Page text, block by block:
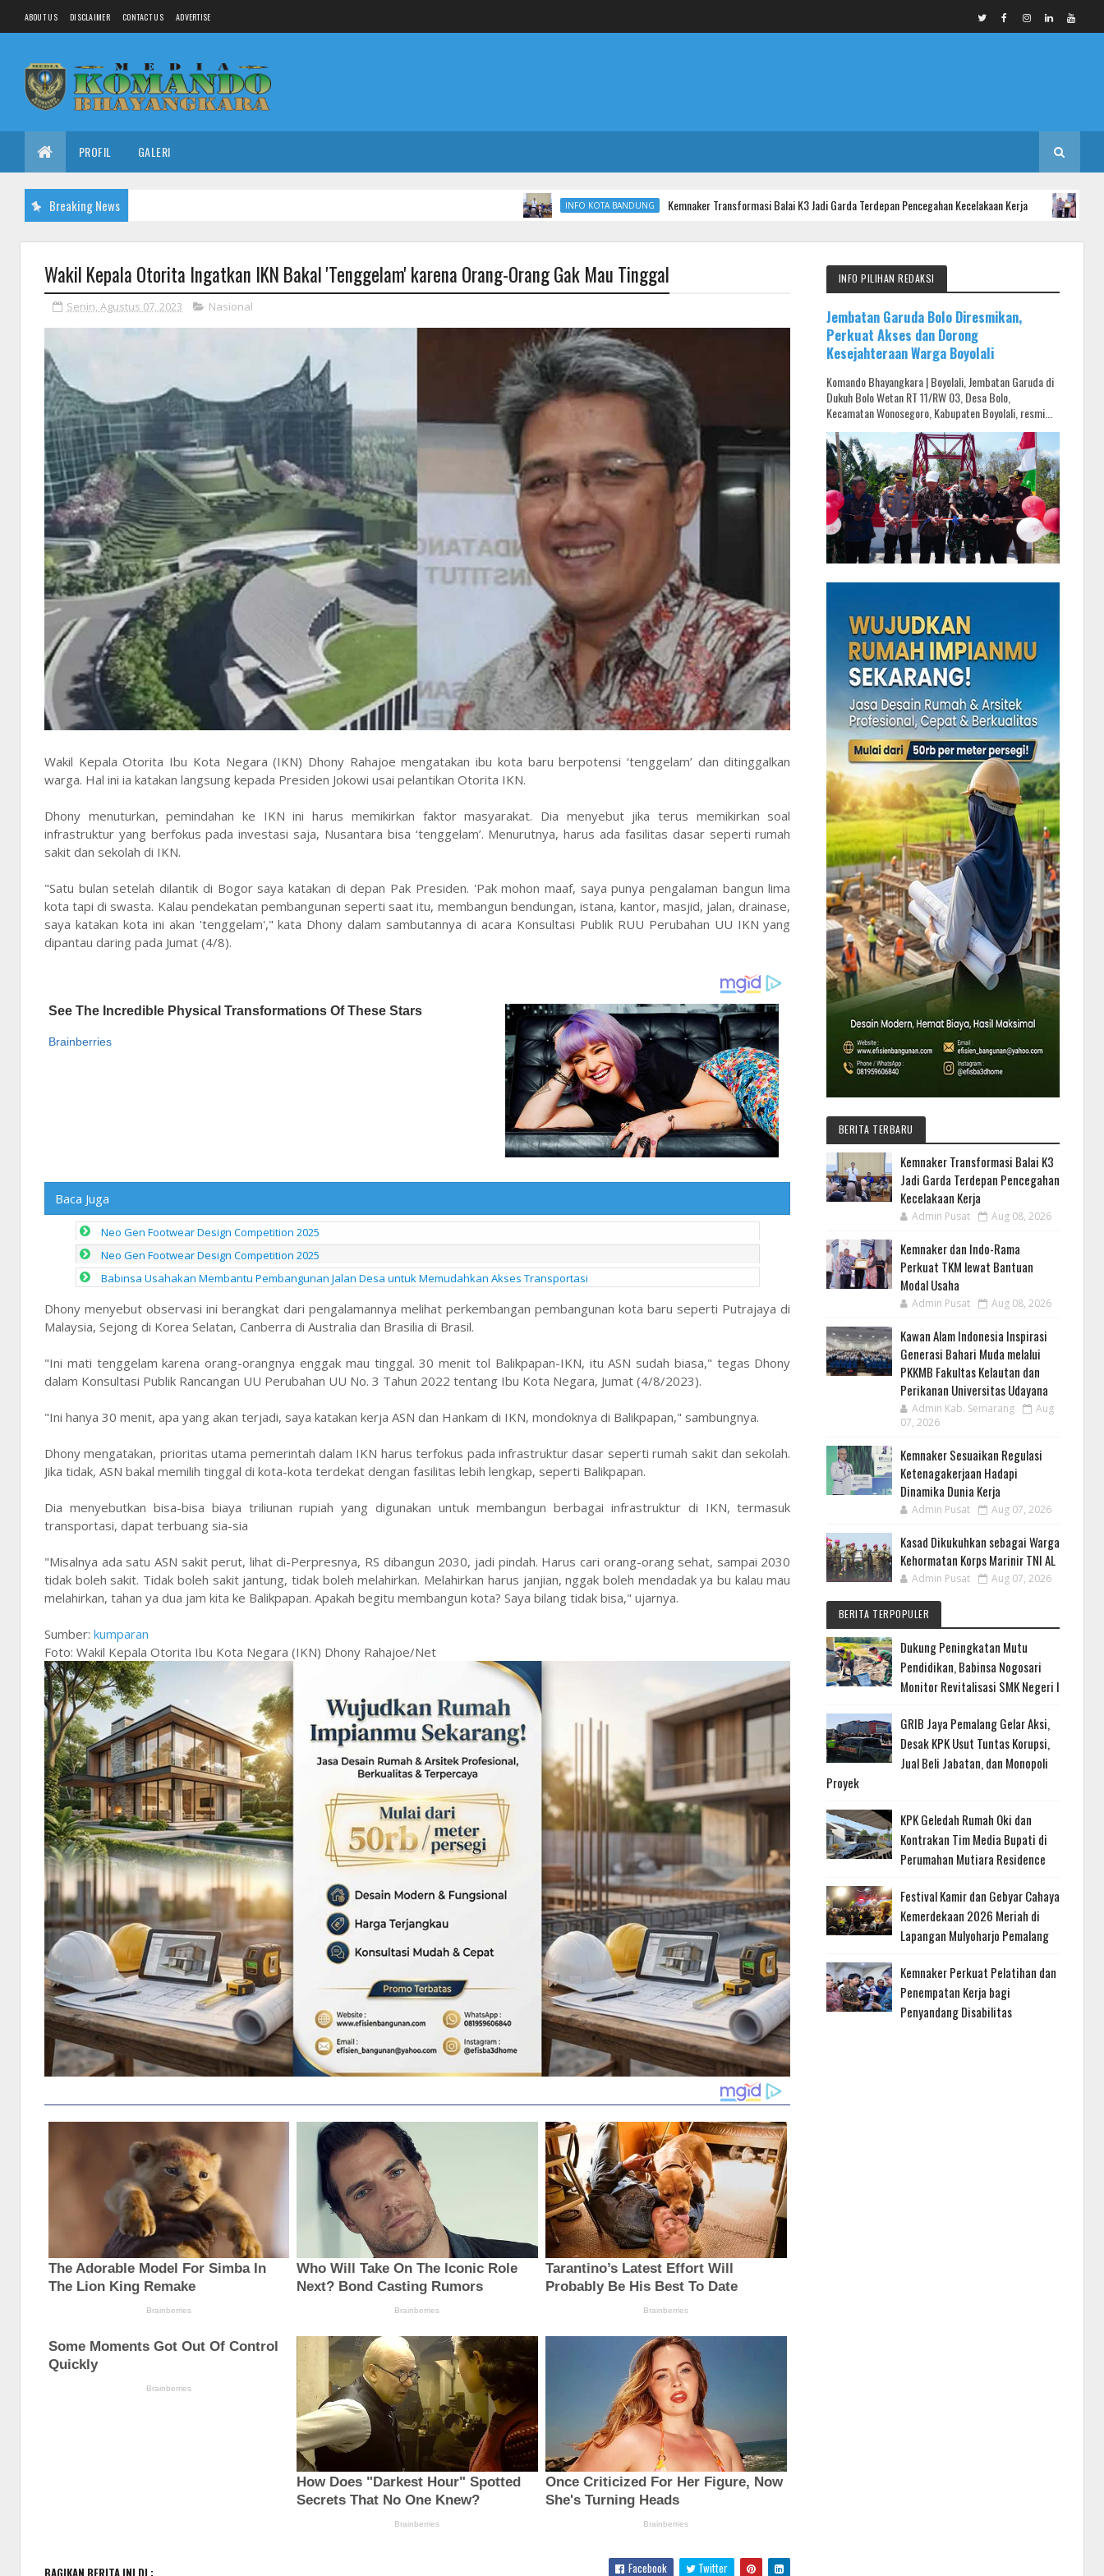
ABOUT US DISCLAIMER CONTACT US ADVERTISE
PROFIL GALERI
Breaking News INFO KOTA BANDUNG Kemnaker Transformasi Balai K3 Jadi Garda Terdepan Pencegahan Kecelakaan Kerja INFO KAB.
Wakil Kepala Otorita Ingatkan IKN Bakal 'Tenggelam' karena Orang-Orang Gak Mau Tinggal
Senin, Agustus 07, 2023 Nasional
Wakil Kepala Otorita Ibu Kota Negara (IKN) Dhony Rahajoe mengatakan ibu kota baru berpotensi ‘tenggelam’ dan ditinggalkan
warga. Hal ini ia katakan langsung kepada Presiden Jokowi usai pelantikan Otorita IKN.
Dhony menuturkan, pemindahan ke IKN ini harus memikirkan faktor masyarakat. Dia menyebut jika terus memikirkan soal
infrastruktur yang berfokus pada investasi saja, Nusantara bisa ‘tenggelam’. Menurutnya, harus ada fasilitas dasar seperti rumah
sakit dan sekolah di IKN.
"Satu bulan setelah dilantik di Bogor saya katakan di depan Pak Presiden. 'Pak mohon maaf, saya punya pengalaman bangun lima
kota tapi di swasta. Kalau pendekatan pembangunan seperti saat itu, membangun bendungan, istana, kantor, masjid, jalan, drainase,
saya katakan kota ini akan 'tenggelam'," kata Dhony dalam sambutannya di acara Konsultasi Publik RUU Perubahan UU IKN yang
dipantau daring pada Jumat (4/8).
Baca Juga
Neo Gen Footwear Design Competition 2025
Neo Gen Footwear Design Competition 2025
Babinsa Usahakan Membantu Pembangunan Jalan Desa untuk Memudahkan Akses Transportasi
Dhony menyebut observasi ini berangkat dari pengalamannya melihat perkembangan pembangunan kota baru seperti Putrajaya di
Malaysia, Sejong di Korea Selatan, Canberra di Australia dan Brasilia di Brasil.
"Ini mati tenggelam karena orang-orangnya enggak mau tinggal. 30 menit tol Balikpapan-IKN, itu ASN sudah biasa," tegas Dhony
dalam Konsultasi Publik Rancangan UU Perubahan UU No. 3 Tahun 2022 tentang Ibu Kota Negara, Jumat (4/8/2023).
"Ini hanya 30 menit, apa yang akan terjadi, saya katakan kerja ASN dan Hankam di IKN, mondoknya di Balikpapan," sambungnya.
Dhony mengatakan, prioritas utama pemerintah dalam IKN harus terfokus pada infrastruktur dasar seperti rumah sakit dan sekolah.
Jika tidak, ASN bakal memilih tinggal di kota-kota terdekat dengan fasilitas lebih lengkap, seperti Balikpapan.
Dia menyebutkan bisa-bisa biaya triliunan rupiah yang digunakan untuk membangun berbagai infrastruktur di IKN, termasuk
transportasi, dapat terbuang sia-sia
"Misalnya ada satu ASN sakit perut, lihat di-Perpresnya, RS dibangun 2030, jadi pindah. Harus cari orang-orang sehat, sampai 2030
tidak boleh sakit. Tidak boleh sakit jantung, tidak boleh melahirkan. Melahirkan harus janjian, nggak boleh mendadak ya bu kalau mau
melahirkan, tahan ya dua jam kita ke Balikpapan. Apakah begitu membangun kota? Saya bilang tidak bisa," ujarnya.
Sumber: kumparan
Foto: Wakil Kepala Otorita Ibu Kota Negara (IKN) Dhony Rahajoe/Net
Facebook Twitter
INFO PILIHAN REDAKSI
Jembatan Garuda Bolo Diresmikan,
Perkuat Akses dan Dorong
Kesejahteraan Warga Boyolali
Komando Bhayangkara | Boyolali, Jembatan Garuda di
Dukuh Bolo Wetan RT 11/RW 03, Desa Bolo,
Kecamatan Wonosegoro, Kabupaten Boyolali, resmi...
BERITA TERBARU
Kemnaker Transformasi Balai K3
Jadi Garda Terdepan Pencegahan
Kecelakaan Kerja
Admin Pusat Aug 08, 2026
Kemnaker dan Indo-Rama
Perkuat TKM lewat Bantuan
Modal Usaha
Admin Pusat Aug 08, 2026
Kawan Alam Indonesia Inspirasi
Generasi Bahari Muda melalui
PKKMB Fakultas Kelautan dan
Perikanan Universitas Udayana
Admin Kab. Semarang
Aug
07, 2026
Kemnaker Sesuaikan Regulasi
Ketenagakerjaan Hadapi
Dinamika Dunia Kerja
Admin Pusat Aug 07, 2026
Kasad Dikukuhkan sebagai Warga
Kehormatan Korps Marinir TNI AL
Admin Pusat Aug 07, 2026
BERITA TERPOPULER
Dukung Peningkatan Mutu
Pendidikan, Babinsa Nogosari
Monitor Revitalisasi SMK Negeri I
GRIB Jaya Pemalang Gelar Aksi,
Desak KPK Usut Tuntas Korupsi,
Jual Beli Jabatan, dan Monopoli
Proyek
KPK Geledah Rumah Oki dan
Kontrakan Tim Media Bupati di
Perumahan Mutiara Residence
Festival Kamir dan Gebyar Cahaya
Kemerdekaan 2026 Meriah di
Lapangan Mulyoharjo Pemalang
Kemnaker Perkuat Pelatihan dan
Penempatan Kerja bagi
Penyandang Disabilitas